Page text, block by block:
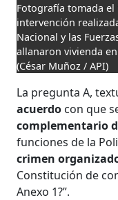
Fotografía tomada
intervención
Nacional y las
allanaron vivienda
(César Muñoz / API)
La pregunta A,
acuerdo con que
complementario
funciones de la
crimen
Constitución de
Anexo 1?”.